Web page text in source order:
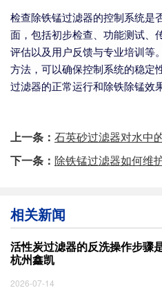
检查除铁锰过滤器的控制系统是
面，包括初步检查、功能测试、
评估以及用户反馈与专业培训等
方法，可以确保控制系统的稳定
过滤器的正常运行和除铁除锰效果
上一条： 石英砂过滤器对水中
下一条： 除铁锰过滤器如何维
相关新闻
活性炭过滤器的反洗操作步骤
杭州鑫凯
2026-07-14